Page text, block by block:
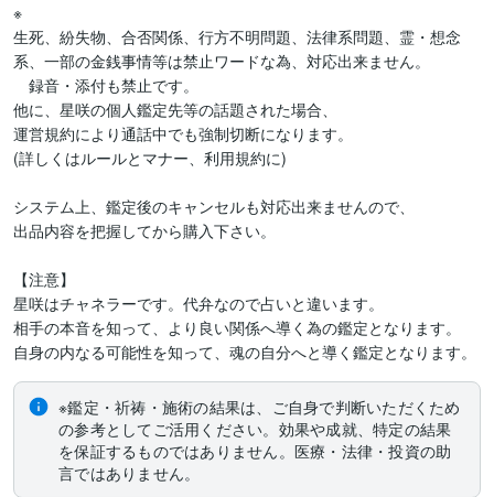
※
生死、紛失物、合否関係、行方不明問題、法律系問題、霊・想念
系、一部の金銭事情等は禁止ワードな為、対応出来ません。
録音・添付も禁止です。
他に、星咲の個人鑑定先等の話題された場合、
運営規約により通話中でも強制切断になります。
(詳しくはルールとマナー、利用規約に)
システム上、鑑定後のキャンセルも対応出来ませんので、
出品内容を把握してから購入下さい。
【注意】
星咲はチャネラーです。代弁なので占いと違います。
相手の本音を知って、より良い関係へ導く為の鑑定となります。
※鑑定・祈祷・施術の結果は、ご自身で判断いただくため
の参考としてご活用ください。効果や成就、特定の結果
を保証するものではありません。医療・法律・投資の助
言ではありません。